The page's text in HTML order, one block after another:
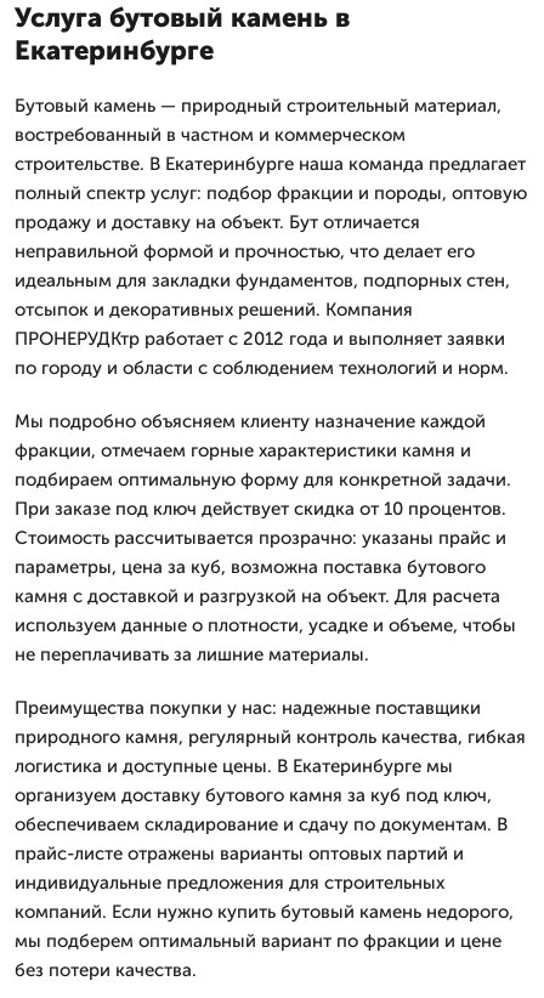
Услуга бутовый камень в
Екатеринбурге
Бутовый камень — природный строительный материал,
востребованный в частном и коммерческом
строительстве. В Екатеринбурге наша команда предлагает
полный спектр услуг: подбор фракции и породы, оптовую
продажу и доставку на объект. Бут отличается
неправильной формой и прочностью, что делает его
идеальным для закладки фундаментов, подпорных стен,
отсыпок и декоративных решений. Компания
ПРОНЕРУДКтр работает с 2012 года и выполняет заявки
по городу и области с соблюдением технологий и норм.
Мы подробно объясняем клиенту назначение каждой
фракции, отмечаем горные характеристики камня и
подбираем оптимальную форму для конкретной задачи.
При заказе под ключ действует скидка от 10 процентов.
Стоимость рассчитывается прозрачно: указаны прайс и
параметры, цена за куб, возможна поставка бутового
камня с доставкой и разгрузкой на объект. Для расчета
используем данные о плотности, усадке и объеме, чтобы
не переплачивать за лишние материалы.
Преимущества покупки у нас: надежные поставщики
природного камня, регулярный контроль качества, гибкая
логистика и доступные цены. В Екатеринбурге мы
организуем доставку бутового камня за куб под ключ,
обеспечиваем складирование и сдачу по документам. В
прайс-листе отражены варианты оптовых партий и
индивидуальные предложения для строительных
компаний. Если нужно купить бутовый камень недорого,
мы подберем оптимальный вариант по фракции и цене
без потери качества.